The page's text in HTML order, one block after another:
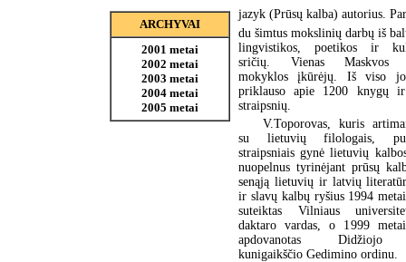
ARCHYVAI
2001 metai
2002 metai
2003 metai
2004 metai
2005 metai
jazyk (Prūsų kalba) autorius.
du šimtus mokslinių darbų iš
lingvistikos, poetikos ir
sričių. Vienas Maskvos
mokyklos įkūrėjų. Iš viso jo
priklauso apie 1200 knygų
straipsnių.
V.Toporovas, kuris
su lietuvių filologais,
straipsniais gynė lietuvių
nuopelnus tyrinėjant prūsų
senąją lietuvių ir latvių
ir slavų kalbų ryšius 1994
suteiktas Vilniaus
daktaro vardas, o 1999
apdovanotas Didžiojo
kunigaikščio Gedimino ordinu.